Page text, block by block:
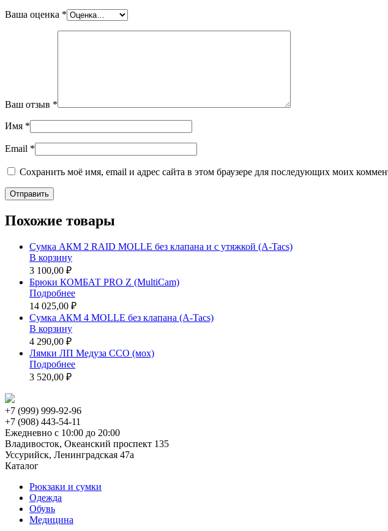
Ваша оценка *
Ваш отзыв *
Имя *
Email *
Сохранить моё имя, email и адрес сайта в этом браузере для последующих моих
Похожие товары
Сумка АКМ 2 RAID MOLLE без клапана и с утяжкой (A-Tacs)
В корзину
3 100,00 ₽
Брюки КОМБАТ PRO Z (MultiCam)
Подробнее
14 025,00 ₽
Сумка АКМ 4 MOLLE без клапана (A-Tacs)
В корзину
4 290,00 ₽
Лямки ЛП Медуза ССО (мох)
Подробнее
3 520,00 ₽
+7 (999) 999-92-96
+7 (908) 443-54-11
Ежедневно с 10:00 до 20:00
Владивосток, Океанский проспект 135
Уссурийск, Ленинградская 47а
Каталог
Рюкзаки и сумки
Одежда
Обувь
Медицина